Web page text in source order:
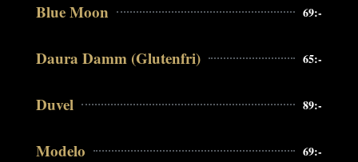
Blue Moon 69:-
Daura Damm (Glutenfri) 65:-
Duvel 89:-
Modelo 69:-